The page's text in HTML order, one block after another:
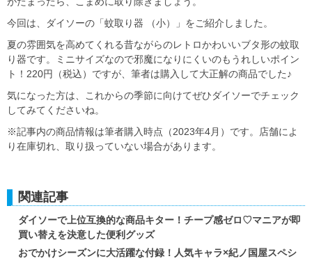
今回は、ダイソーの「蚊取り器 （小）」をご紹介しました。
夏の雰囲気を高めてくれる昔ながらのレトロかわいいブタ形の蚊取
り器です。ミニサイズなので邪魔になりにくいのもうれしいポイン
ト！220円（税込）ですが、筆者は購入して大正解の商品でした♪
気になった方は、これからの季節に向けてぜひダイソーでチェック
してみてくださいね。
※記事内の商品情報は筆者購入時点（2023年4月）です。店舗によ
り在庫切れ、取り扱っていない場合があります。
関連記事
ダイソーで上位互換的な商品キター！チープ感ゼロ♡マニアが即
買い替えを決意した便利グッズ
おでかけシーズンに大活躍な付録！人気キャラ×紀ノ国屋スペシ